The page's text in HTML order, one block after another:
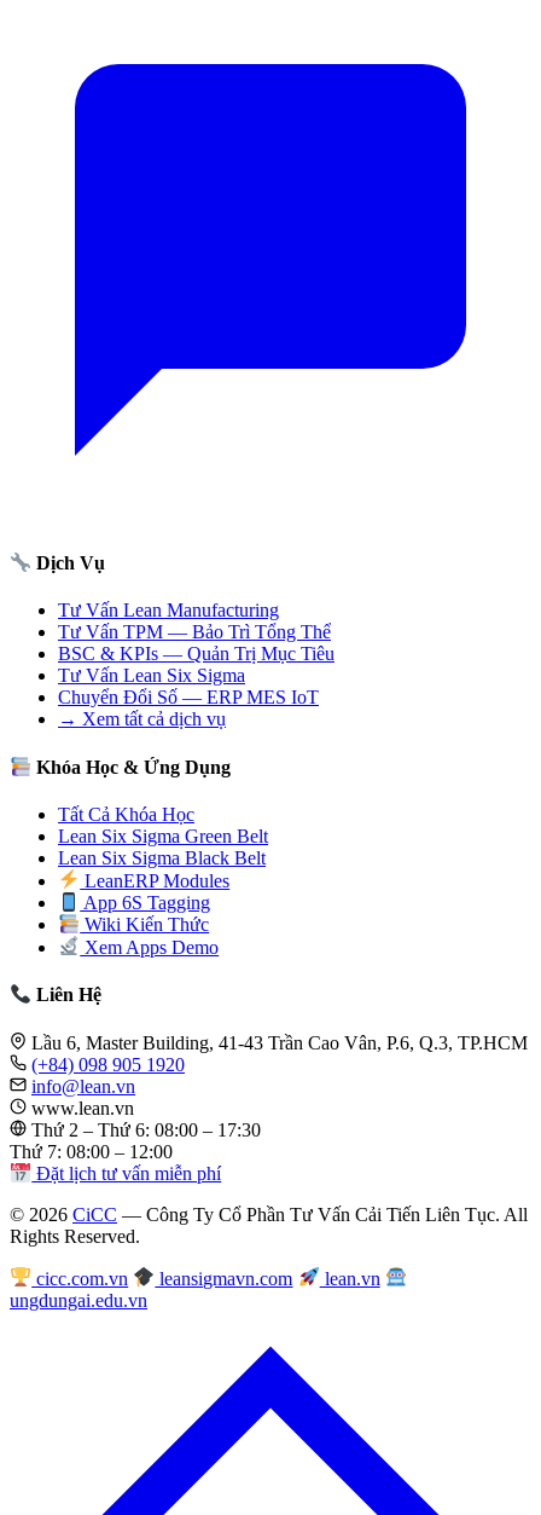
Dịch Vụ
Tư Vấn Lean Manufacturing
Tư Vấn TPM — Bảo Trì Tổng Thể
BSC & KPIs — Quản Trị Mục Tiêu
Tư Vấn Lean Six Sigma
Chuyển Đổi Số — ERP MES IoT
→ Xem tất cả dịch vụ
Khóa Học & Ứng Dụng
Tất Cả Khóa Học
Lean Six Sigma Green Belt
Lean Six Sigma Black Belt
LeanERP Modules
App 6S Tagging
Wiki Kiến Thức
Xem Apps Demo
Liên Hệ
Lầu 6, Master Building, 41-43 Trần Cao Vân, P.6, Q.3, TP.HCM
(+84) 098 905 1920
info@lean.vn
www.lean.vn
Thứ 2 – Thứ 6: 08:00 – 17:30
Thứ 7: 08:00 – 12:00
Đặt lịch tư vấn miễn phí
© 2026 CiCC — Công Ty Cổ Phần Tư Vấn Cải Tiến Liên Tục. All
Rights Reserved.
cicc.com.vn leansigmavn.com
lean.vn
ungdungai.edu.vn